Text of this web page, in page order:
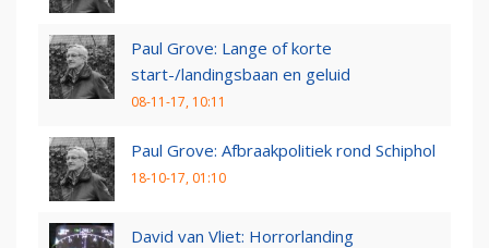
Paul Grove: Lange of korte
start-/landingsbaan en geluid
08-11-17, 10:11
Paul Grove: Afbraakpolitiek rond Schiphol
18-10-17, 01:10
David van Vliet: Horrorlanding